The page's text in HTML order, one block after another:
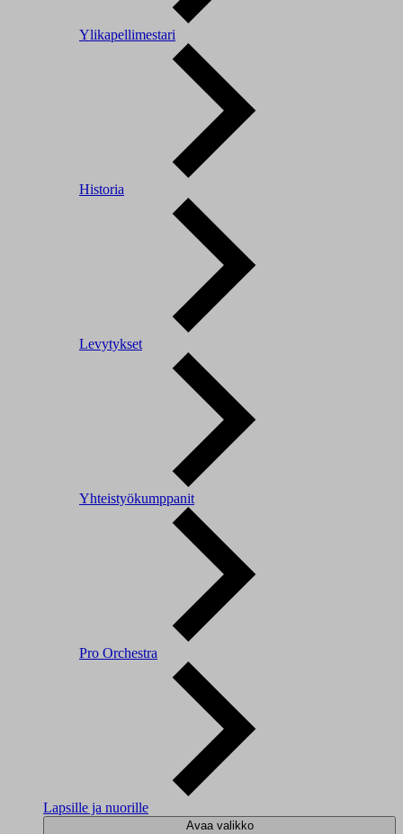
Ylikapellimestari
Historia
Levytykset
Yhteistyökumppanit
Pro Orchestra
Lapsille ja nuorille
Avaa valikko